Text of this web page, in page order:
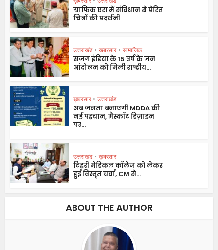
ग्राफिक एरा में संविधान से प्रेरित
चित्रों की प्रदर्शनी
उत्तराखंड • ख़बरसार • सामाजिक
सजग इंडिया के 15 वर्ष के जन
आंदोलन को मिली राष्ट्रीय...
ख़बरसार • उत्तराखंड
अब जनता बनाएगी MDDA की
नई पहचान, मैस्कॉट डिज़ाइन
पर...
उत्तराखंड • ख़बरसार
टिहरी मेडिकल कॉलेज को लेकर
हुई विस्तृत चर्चा, CM से...
ABOUT THE AUTHOR